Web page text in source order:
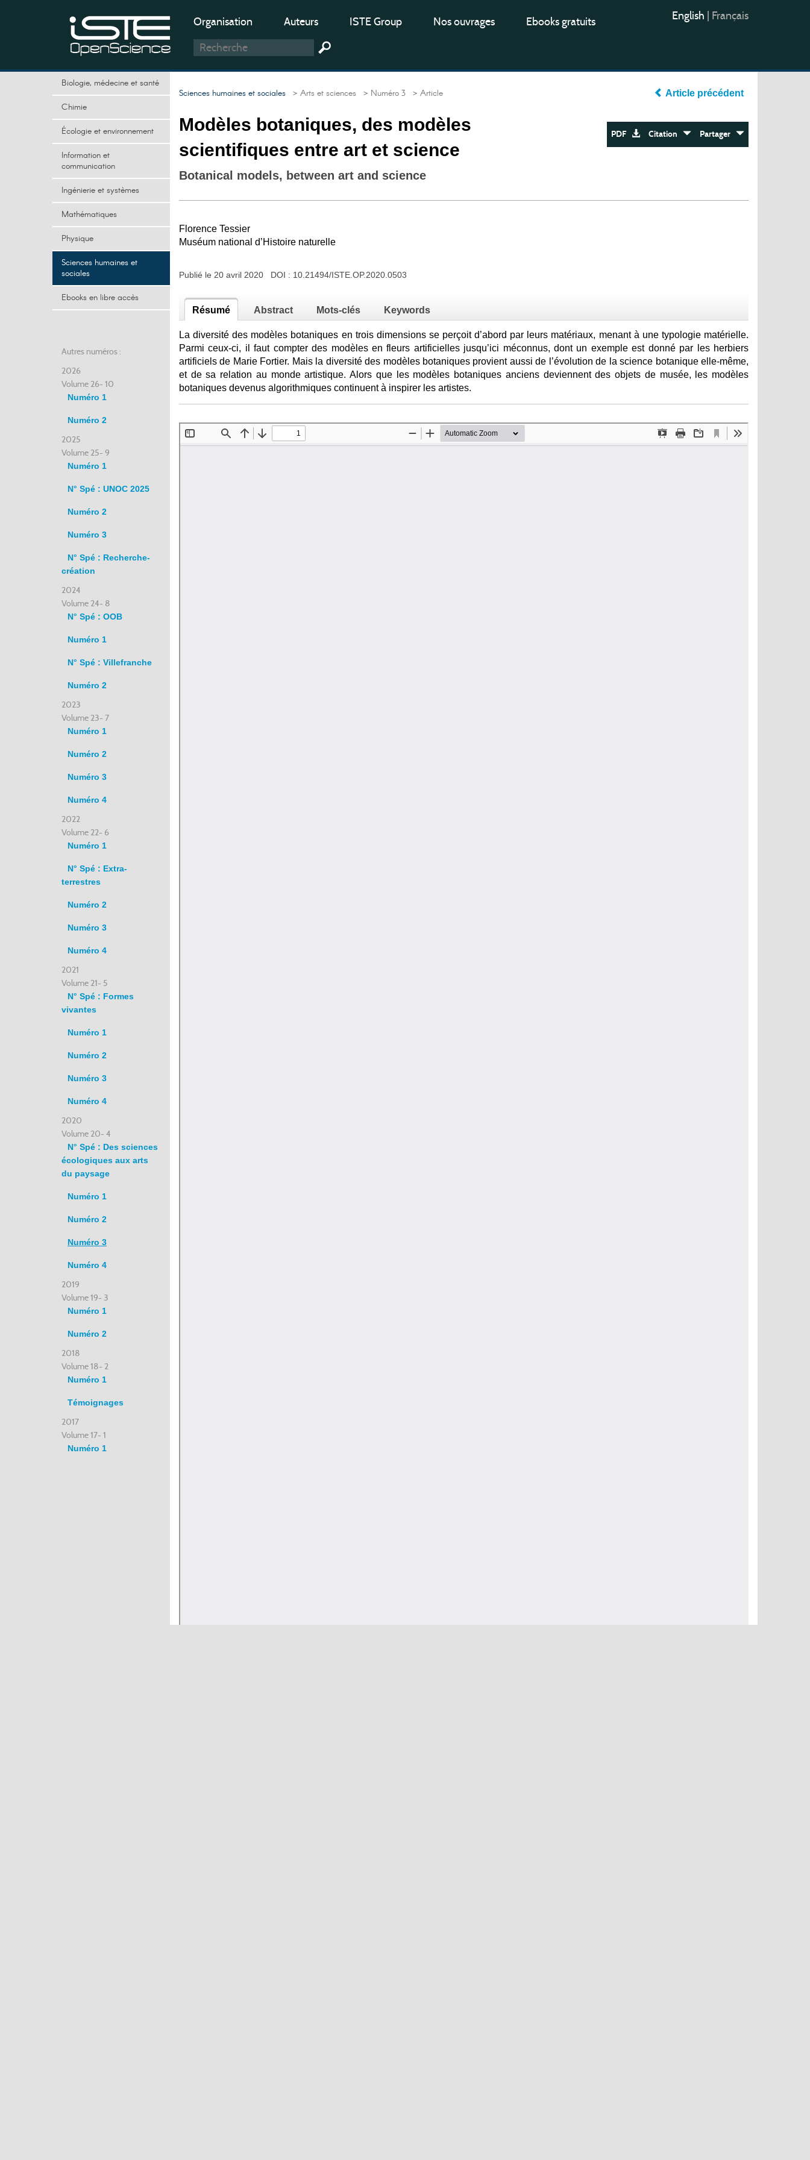
Organisation Auteurs ISTE Group Nos ouvrages Ebooks gratuits English Français
Biologie, médecine et santé
Chimie
Écologie et environnement
Information et
communication
Ingénierie et systèmes
Mathématiques
Physique
Sciences humaines et
sociales
Ebooks en libre accès
Autres numéros :
2026
Volume 26- 10
Numéro 1
Numéro 2
2025
Volume 25- 9
Numéro 1
N° Spé : UNOC 2025
Numéro 2
Numéro 3
N° Spé : Recherche-
création
2024
Volume 24- 8
N° Spé : OOB
Numéro 1
N° Spé : Villefranche
Numéro 2
2023
Volume 23- 7
Numéro 1
Numéro 2
Numéro 3
Numéro 4
2022
Volume 22- 6
Numéro 1
N° Spé : Extra-
terrestres
Numéro 2
Numéro 3
Numéro 4
2021
Volume 21- 5
N° Spé : Formes
vivantes
Numéro 1
Numéro 2
Numéro 3
Numéro 4
2020
Volume 20- 4
N° Spé : Des sciences
écologiques aux arts
du paysage
Numéro 1
Numéro 2
Numéro 3
Numéro 4
2019
Volume 19- 3
Numéro 1
Numéro 2
2018
Volume 18- 2
Numéro 1
Témoignages
2017
Volume 17- 1
Numéro 1
Sciences humaines et sociales > Arts et sciences > Numéro 3 > Article
Modèles botaniques, des modèles
scientifiques entre art et science
Botanical models, between art and science
Article précédent
PDF Citation Partager
Florence Tessier
Muséum national d’Histoire naturelle
Publié le 20 avril 2020 DOI : 10.21494/ISTE.OP.2020.0503
Résumé Abstract Mots-clés Keywords
La diversité des modèles botaniques en trois dimensions se perçoit d’abord par leurs matériaux, menant à une typologie matérielle.
Parmi ceux-ci, il faut compter des modèles en fleurs artificielles jusqu’ici méconnus, dont un exemple est donné par les herbiers
artificiels de Marie Fortier. Mais la diversité des modèles botaniques provient aussi de l’évolution de la science botanique elle-même,
et de sa relation au monde artistique. Alors que les modèles botaniques anciens deviennent des objets de musée, les modèles
botaniques devenus algorithmiques continuent à inspirer les artistes.